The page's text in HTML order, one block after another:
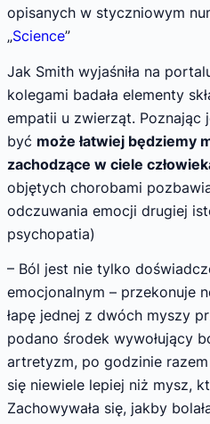
opisanych w styczniowym
„Science”
Jak Smith wyjaśniła na
kolegami badała elementy
empatii u zwierząt. Poznając
być może łatwiej będziemy
zachodzące w ciele
objętych chorobami
odczuwania emocji drugiej
psychopatia)
– Ból jest nie tylko
emocjonalnym – przekonuje
łapę jednej z dwóch myszy
podano środek wywołujący
artretyzm, po godzinie razem
się niewiele lepiej niż mysz,
Zachowywała się, jakby